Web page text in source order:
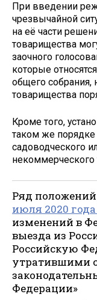
При введении
чрезвычайной
на её части
товарищества
заочного
которые
общего собрания,
товарищества
Кроме того,
таком же
садоводческого
некоммерческого
Ряд положений
июля 2020
изменений в
выезда из
Российскую
утратившими
Федерации»